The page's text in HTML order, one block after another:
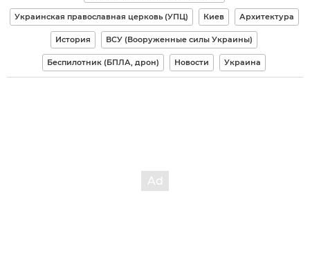
Украинская православная церковь (УПЦ) Киев Архитектура
История ВСУ (Вооруженные силы Украины)
Беспилотник (БПЛА, дрон) Новости Украина